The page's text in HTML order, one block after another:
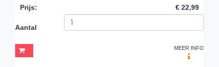
Prijs: € 22,99
Aantal
MEER INFO